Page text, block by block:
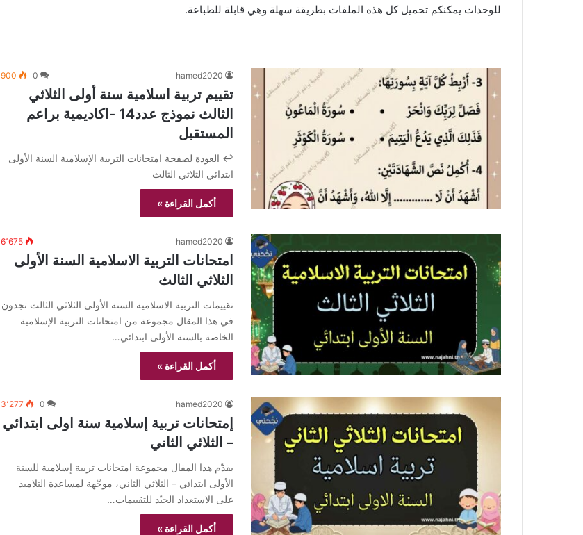
للوحدات يمكنكم تحميل كل هذه الملفات بطريقة سهلة وهي قابلة للطباعة.
hamed2020
0
900
تقييم تربية اسلامية سنة أولى الثلاثي
الثالث نموذج عدد14 -اكاديمية براعم
المستقبل
↩️ العودة لصفحة امتحانات التربية الإسلامية السنة الأولى
ابتدائي الثلاثي الثالث
أكمل القراءة »
hamed2020 6٬675
امتحانات التربية الاسلامية السنة الأولى
الثلاثي الثالث
تقييمات التربية الاسلامية السنة الأولى الثلاثي الثالث تجدون
في هذا المقال مجموعة من امتحانات التربية الإسلامية
الخاصة بالسنة الأولى ابتدائي…
أكمل القراءة »
hamed2020
0 3٬277
إمتحانات تربية إسلامية سنة اولى ابتدائي
– الثلاثي الثاني
يقدّم هذا المقال مجموعة امتحانات تربية إسلامية للسنة
الأولى ابتدائي – الثلاثي الثاني، موجّهة لمساعدة التلاميذ
على الاستعداد الجيّد للتقييمات…
أكمل القراءة »